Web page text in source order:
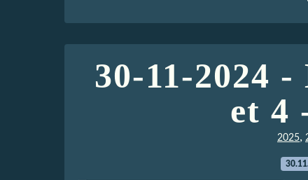
30-11-2024
et 4
2025,